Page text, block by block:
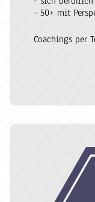
- 50+ mit
Coachings per